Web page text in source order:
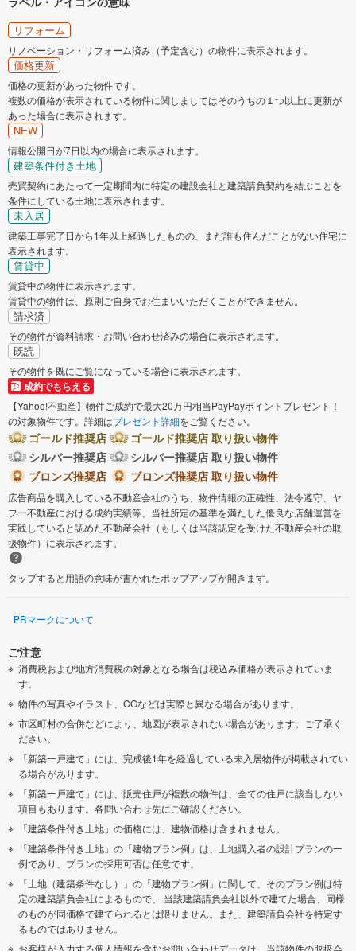
リフォーム
リノベーション・リフォーム済み（予定含む）の物件に表示されます。
価格更新
価格の更新があった物件です。
複数の価格が表示されている物件に関しましてはそのうちの１つ以上に更新が
あった場合に表示されます。
NEW
情報公開日が7日以内の場合に表示されます。
建築条件付き土地
売買契約にあたって一定期間内に特定の建設会社と建築請負契約を結ぶことを
条件にしている土地に表示されます。
未入居
建築工事完了日から1年以上経過したものの、まだ誰も住んだことがない住宅に
表示されます。
賃貸中
賃貸中の物件に表示されます。
賃貸中の物件は、原則ご自身でお住まいいただくことができません。
請求済
その物件が資料請求・お問い合わせ済みの場合に表示されます。
既読
その物件を既にご覧になっている場合に表示されます。
成約でもらえる
【Yahoo!不動産】物件ご成約で最大20万円相当PayPayポイントプレゼント！
の対象物件です。詳細はプレゼント詳細をご覧ください。
ゴールド推奨店
ゴールド推奨店 取り扱い物件
シルバー推奨店
シルバー推奨店 取り扱い物件
ブロンズ推奨店
ブロンズ推奨店 取り扱い物件
広告商品を購入している不動産会社のうち、物件情報の正確性、法令遵守、ヤ
フー不動産における成約実績等、当社所定の基準を満たした優良な店舗運営を
実践していると認めた不動産会社（もしくは当該認定を受けた不動産会社の取
扱物件）に表示されます。
タップすると用語の意味が書かれたポップアップが開きます。
PRマークについて
ご注意
消費税および地方消費税の対象となる場合は税込み価格が表示されていま
す。
物件の写真やイラスト、CGなどは実際と異なる場合があります。
市区町村の合併などにより、地図が表示されない場合があります。ご了承く
ださい。
「新築一戸建て」には、完成後1年を経過している未入居物件が掲載されてい
る場合があります。
「新築一戸建て」には、販売住戸が複数の物件は、全ての住戸に該当しない
項目もあります。各問い合わせ先にご確認ください。
「建築条件付き土地」の価格には、建物価格は含まれません。
「建築条件付き土地」の「建物プラン例」は、土地購入者の設計プランの一
例であり、プランの採用可否は任意です。
「土地（建築条件なし）」の「建物プラン例」に関して、そのプラン例は特
定の建築請負会社によるもので、 当該建築請負会社以外で建てた場合、同様
のものが同価格で建てられるとは限りません。また、建築請負会社を特定す
るものではありません。
お客様が入力する個人情報を含むお問い合わせデータは、当該物件の取扱会